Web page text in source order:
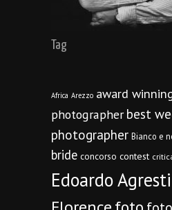
Tag
Africa Arezzo award
photographer best
photographer Bianco e
bride concorso contest
Edoardo Agresti